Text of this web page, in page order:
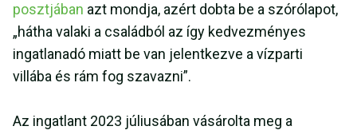
posztjában azt mondja, azért dobta be a szórólapot,
„hátha valaki a családból az így kedvezményes
ingatlanadó miatt be van jelentkezve a vízparti
villába és rám fog szavazni”.
Az ingatlant 2023 júliusában vásárolta meg a